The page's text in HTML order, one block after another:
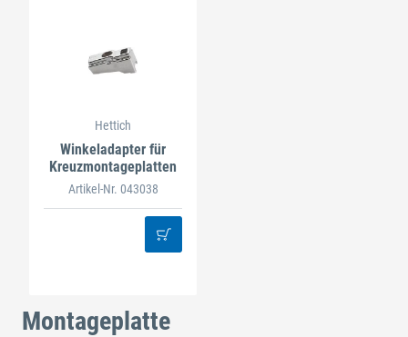
Hettich
Winkeladapter für
Kreuzmontageplatten
Artikel-Nr. 043038
Montageplatte